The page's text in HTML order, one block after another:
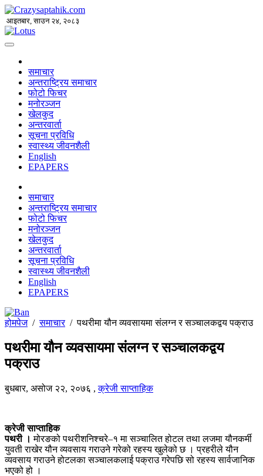
आइतबार, साउन २४, २०८३
समाचार
अन्तराष्ट्रिय समाचार
फोटो फिचर
मनोरञ्जन
खेलकुद
अन्तरवार्ता
सूचना प्रविधि
स्वास्थ्य जीवनशैली
English
EPAPERS
समाचार
अन्तराष्ट्रिय समाचार
फोटो फिचर
मनोरञ्जन
खेलकुद
अन्तरवार्ता
सूचना प्रविधि
स्वास्थ्य जीवनशैली
English
EPAPERS
होमपेज/समाचार/पथरीमा यौन व्यवसायमा संलग्न र सञ्चालकद्वय पक्राउ
पथरीमा यौन व्यवसायमा संलग्न र सञ्चालकद्वय
पक्राउ
बुधबार, असोज २२, २०७६ ,क्रेजी साप्ताहिक
क्रेजी साप्ताहिक
पथरी । मोरङको पथरीशनिश्चरे–१ मा सञ्चालित होटल तथा लजमा यौनकर्मी
युवती राखेर यौन व्यवसाय गराउने गरेको रहस्य खुलेको छ । प्रहरीले यौन
व्यवसाय गराउने होटलका सञ्चालकलाई पक्राउ गरेपछि सो रहस्य सार्वजानिक
भएको हो ।